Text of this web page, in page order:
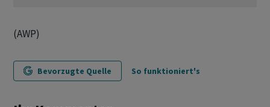
(AWP)
Bevorzugte Quelle So funktioniert's